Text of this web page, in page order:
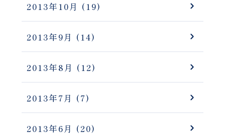
2013年10月 (19)
2013年9月 (14)
2013年8月 (12)
2013年7月 (7)
2013年6月 (20)